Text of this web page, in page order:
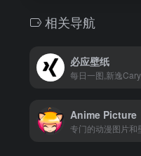
相关导航
必应壁纸
每日一图,新逸
Anime Picture